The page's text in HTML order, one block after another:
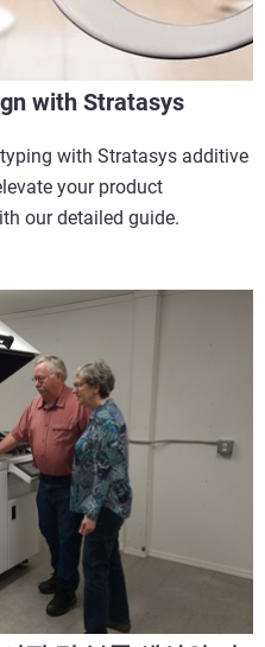
with Stratasys
with Stratasys additive
your product
our detailed guide.